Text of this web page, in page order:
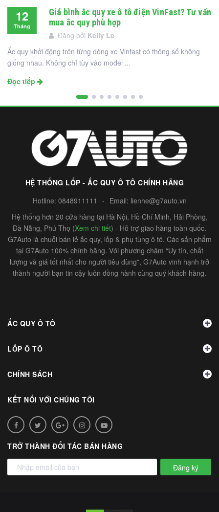
12
Tháng
Giá bình ắc quy xe ô tô điện VinFast? Tư vấn
mua ắc quy phù hợp
Đăng bởi Kelly Le
Ắc quy khởi động trên từng dòng xe Vinfast có thông số không
giống nhau. Không chỉ tùy vào model ...
Đọc tiếp
HỆ THỐNG LỐP - ẮC QUY Ô TÔ CHÍNH HÃNG
Hotline: 0848911111 - Email: lienhe@g7auto.vn
Hệ thống hơn 20 cửa hàng tại Hà Nội, Hồ Chí Minh, Hải Phòng,
Đà Nẵng, Phú Thọ (Xem chi tiết) - Hỗ trợ giao hàng toàn quốc.
G7Auto là chuỗi bán lẻ ắc quy, lốp & phụ tùng ô tô. Các sản phẩm
tại G7Auto 100% chính hãng. Với phương châm “Uy tín, chất
lượng và giá tốt nhất cho người tiêu dùng”, G7Auto vinh hạnh trở
thành người bạn tin cậy luôn đồng hành cùng quý khách hàng.
ẮC QUY Ô TÔ
LỐP Ô TÔ
CHÍNH SÁCH
KẾT NỐI VỚI CHÚNG TÔI
TRỞ THÀNH ĐỐI TÁC BÁN HÀNG
Đăng ký